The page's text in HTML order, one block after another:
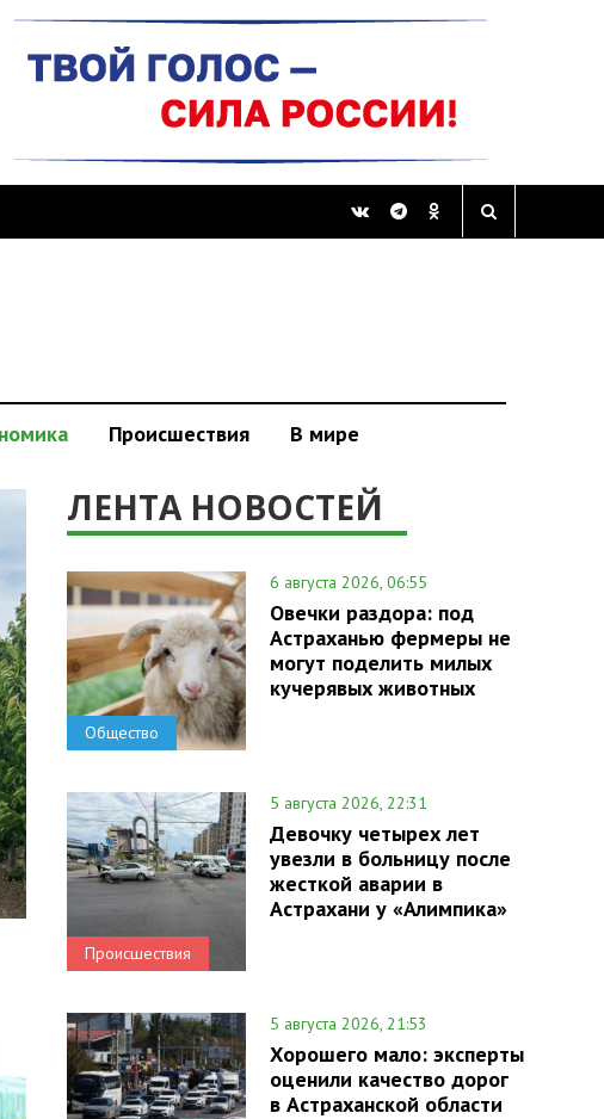
Происшествия В мире
ЛЕНТА НОВОСТЕЙ
Общество
6 августа 2026, 06:55
Овечки раздора: под
Астраханью фермеры не
могут поделить милых
кучерявых животных
Происшествия
5 августа 2026, 22:31
Девочку четырех лет
увезли в больницу после
жесткой аварии в
Астрахани у «Алимпика»
5 августа 2026, 21:53
Хорошего мало: эксперты
оценили качество дорог
в Астраханской области